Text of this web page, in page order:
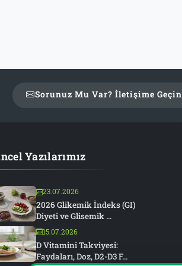
Sorunuz Mu Var? İletişime Geçin
Yazılarımız
23.07.2026
2026 Glikemik İndeks (GI)
Diyeti ve Glisemik ...
15.07.2026
D Vitamini Takviyesi:
Faydaları, Doz, D2-D3 F...